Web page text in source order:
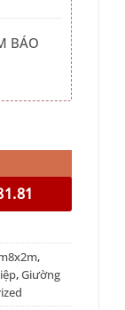
BÁO
,
,Giường